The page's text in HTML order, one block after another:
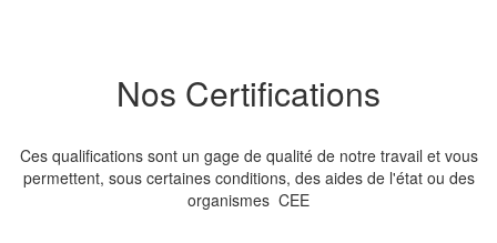
Nos Certifications
Ces qualifications sont un gage de qualité de notre travail et vous
permettent, sous certaines conditions, des aides de l'état ou des
organismes CEE